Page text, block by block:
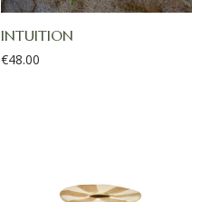
INTUITION
€48.00